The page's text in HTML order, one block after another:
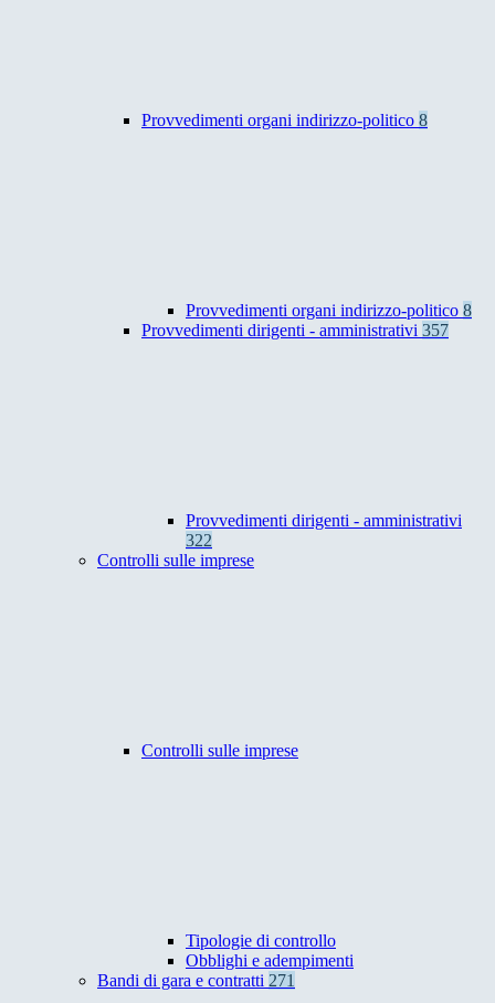
Provvedimenti organi indirizzo-politico 8
Provvedimenti organi indirizzo-politico 8
Provvedimenti dirigenti - amministrativi 357
Provvedimenti dirigenti - amministrativi
322
Controlli sulle imprese
Controlli sulle imprese
Tipologie di controllo
Obblighi e adempimenti
Bandi di gara e contratti 271